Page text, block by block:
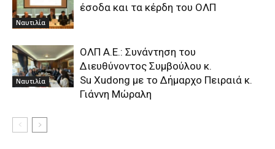
Ναυτιλία
έσοδα και τα κέρδη του ΟΛΠ
Ναυτιλία
ΟΛΠ Α.Ε.: Συνάντηση του
Διευθύνοντος Συμβούλου κ.
Su Xudong με το Δήμαρχο Πειραιά κ.
Γιάννη Μώραλη